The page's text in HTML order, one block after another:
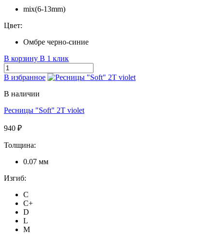
mix(6-13mm)
Цвет:
Омбре черно-синие
В корзину В 1 клик
В избранное
В наличии
Ресницы "Soft" 2T violet
940 ₽
Толщина:
0.07 мм
Изгиб:
C
C+
D
L
M